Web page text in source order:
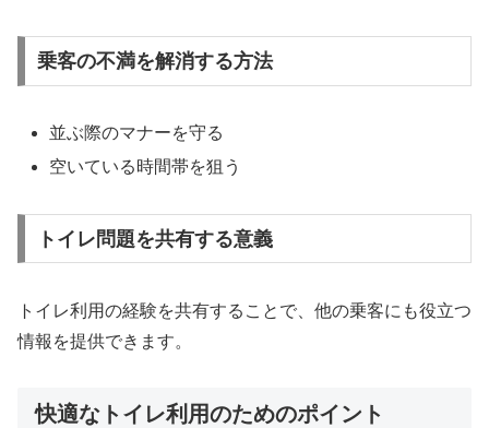
乗客の不満を解消する方法
並ぶ際のマナーを守る
空いている時間帯を狙う
トイレ問題を共有する意義
トイレ利用の経験を共有することで、他の乗客にも役立つ
情報を提供できます。
快適なトイレ利用のためのポイント